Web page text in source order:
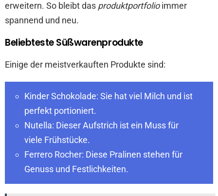
erweitern. So bleibt das produktportfolioimmer
spannend und neu.
Beliebteste Süßwarenprodukte
Einige der meistverkauften Produkte sind:
Kinder Schokolade: Sie hat viel Milch und ist
perfekt portioniert.
Nutella: Dieser Aufstrich ist ein Muss für
viele Frühstücke.
Ferrero Rocher: Diese Pralinen stehen für
Genuss und Festlichkeiten.